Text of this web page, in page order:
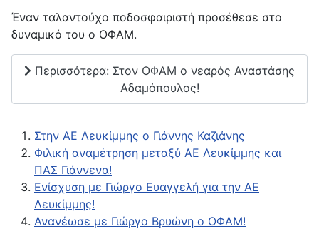
Έναν ταλαντούχο ποδοσφαιριστή προσέθεσε στο
δυναμικό του ο ΟΦΑΜ.
Περισσότερα: Στον ΟΦΑΜ ο νεαρός Αναστάσης
Αδαμόπουλος!
Στην ΑΕ Λευκίμμης ο Γιάννης Καζιάνης
Φιλική αναμέτρηση μεταξύ ΑΕ Λευκίμμης και
ΠΑΣ Γιάννενα!
Ενίσχυση με Γιώργο Ευαγγελή για την ΑΕ
Λευκίμμης!
Ανανέωσε με Γιώργο Βρυώνη ο ΟΦΑΜ!